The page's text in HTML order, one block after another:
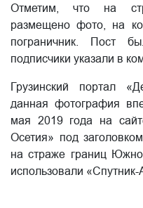
Отметим, что на
размещено фото, на
пограничник. Пост
подписчики указали в
Грузинский портал
данная фотография
мая 2019 года на
Осетия» под
на страже границ
использовали